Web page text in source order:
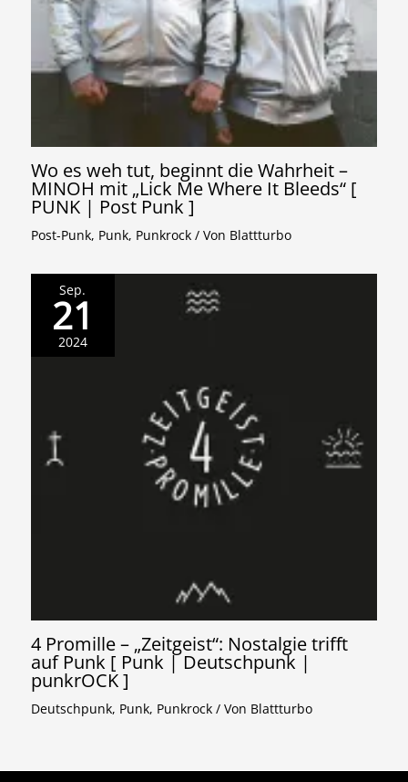
Wo es weh tut, beginnt die Wahrheit –
MINOH mit „Lick Me Where It Bleeds“ [
PUNK | Post Punk ]
Post-Punk, Punk, Punkrock / Von Blattturbo
Sep.
21
2024
4 Promille – „Zeitgeist“: Nostalgie trifft
auf Punk [ Punk | Deutschpunk |
punkrOCK ]
Deutschpunk, Punk, Punkrock / Von Blattturbo